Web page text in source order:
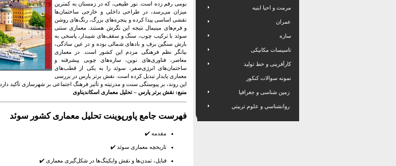
بومی رقم زده است. نور طبیعی، که در زمستان به کمترین
میزان می‌رسد، در طراحی داخلی و خارجی ساختمان‌ها
نقشی اساسی پیدا کرده و پنجره‌های بزرگ، رنگ‌های روشن
و فرم‌های مینیمال نتیجه این نگرش هستند. معماری سنتی
سوئد با ترکیب چوب، سنگ و سقف‌های شیبدار، پاسخی به
بارش سنگین برف و بادهای شمالی بوده و در عین سادگی،
بیانگر نظم فرهنگی مردم این کشور است. در معماری
معاصر، فناوری‌های نوین، سازه‌های چوبی پیشرفته و
ساختمان‌های انرژی‌صفر، سوئد را به یکی از قطب‌های
معماری پایدار تبدیل کرده است. نقش برتر پارس در بررسی
این روند، بر پیوستگی سنت و مدرنیته و تأثیر فرهنگ اجتماعی بر شهرسازی تأکید دارد.
منبع: نقش برتر پارس – تحلیل معماری اسکاندیناوی
فهرست جامع پاورپوینت تحلیل معماری کشور سوئد
مقدمه ✔️
تاریخچه معماری سوئد ✔️
قبایل، تمدن‌ها و نقش وایکینگ‌ها در شکل‌گیری معماری ✔️
مرمت و احیا ابنیه
عمران
سازه
تاسیسات مکانیکی
کارآفرینی و خط تولید
نمونه سوالات کنکور
زمین شناسی و جغرافیا
روانشناسي و علوم تربيتي